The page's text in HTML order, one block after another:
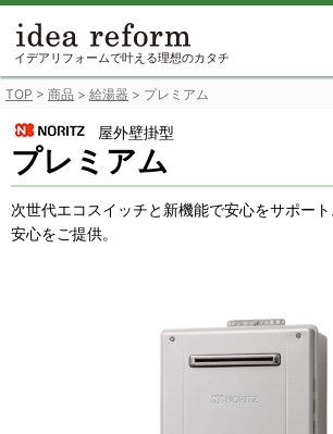
Skip
content
イデアリフォームで叶える理想のカタチ
TOP > 商品 > 給湯器 > プレミアム
屋外壁掛型
プレミアム
次世代エコスイッチと新機能で安心をサポー
安心をご提供。